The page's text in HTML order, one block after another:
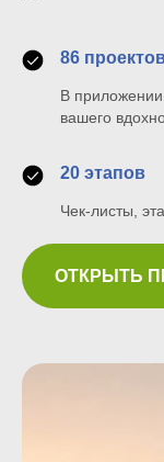
86
В
вашего
20 этапов
Чек-листы,
ОТКРЫТЬ